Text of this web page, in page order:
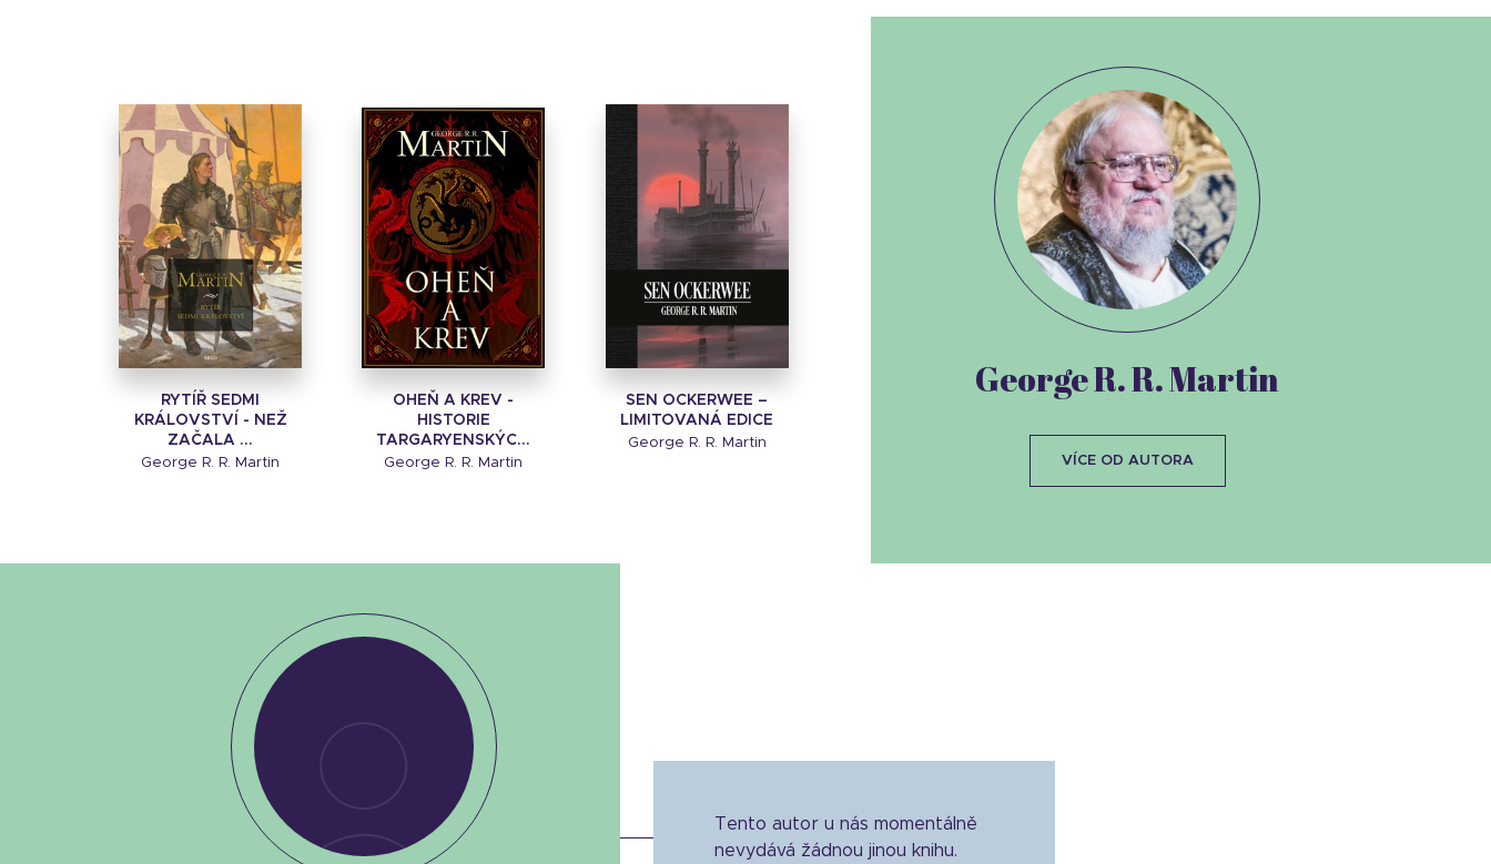
RYTÍŘ SEDMI
KRÁLOVSTVÍ - NEŽ
ZAČALA ...
George R. R. Martin
OHEŇ A KREV -
HISTORIE
TARGARYENSKÝC...
George R. R. Martin
SEN OCKERWEE –
LIMITOVANÁ EDICE
George R. R. Martin
George R. R. Martin
VÍCE OD AUTORA
Tento autor u nás momentálně
nevydává žádnou jinou knihu.